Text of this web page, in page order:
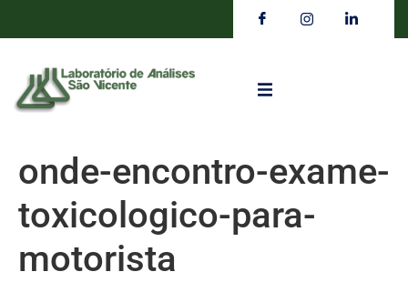
onde-encontro-exame-
toxicologico-para-
motorista